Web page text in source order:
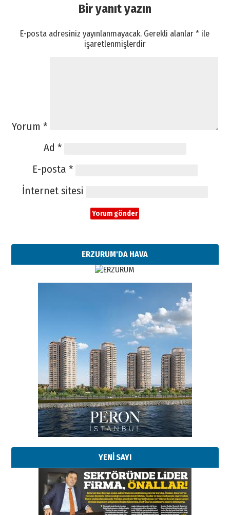
Bir yanıt yazın
E-posta adresiniz yayınlanmayacak. Gerekli alanlar* ile
işaretlenmişlerdir
Yorum *
Ad *
E-posta *
İnternet sitesi
ERZURUM'DA HAVA
YENİ SAYI
Esat BİNDESEN
Başkan Sekmen’den Erzurum’a
bir vizyon proje daha!
02 Ağustos 2026 Pazar
Kadir SABUNCUOĞLU
Erzurumspor’un köşe taşları
29 Haziran 2026 Pazartesi
Kenan GÜLERCİ
Murat Şahsuvaroğlu ERKON’da
çıtayı yukarı taşırken,
yönetimdekiler aşağı
çekmemeli!
17 Şubat 2026 SalıOrhan BOZKURT